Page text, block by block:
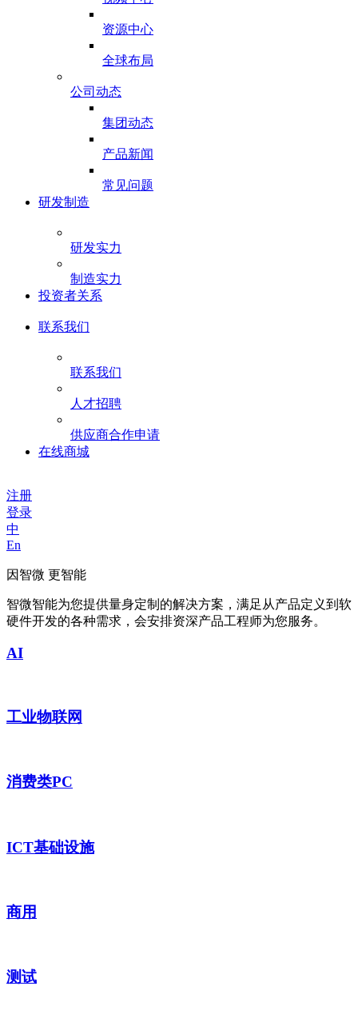
资源中心
全球布局
公司动态
集团动态
产品新闻
常见问题
研发制造
研发实力
制造实力
投资者关系
联系我们
联系我们
人才招聘
供应商合作申请
在线商城
注册
登录
中
En
因智微 更智能
智微智能为您提供量身定制的解决方案，满足从产品定义到软
硬件开发的各种需求，会安排资深产品工程师为您服务。
AI
工业物联网
消费类PC
ICT基础设施
商用
测试